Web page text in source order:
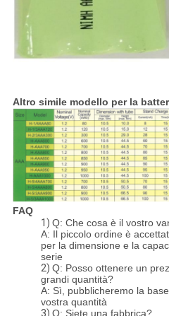
Altro simile modello per la
FAQ
1) Q: Che cosa è il vostro
A: Il piccolo ordine è
per la dimensione e la
serie
2) Q: Posso ottenere un
grandi quantità?
A: Sì, pubblicheremo la
vostra quantità
3) Q: Siete una fabbrica?